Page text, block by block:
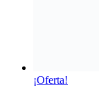
¡Oferta!